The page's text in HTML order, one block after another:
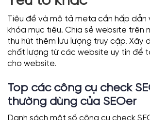
Tiêu đề và mô tả meta cần hấp dẫn
khóa mục tiêu. Chia sẻ website trên
thu hút thêm lưu lượng truy cập. Xây
chất lượng từ các website uy tín để
cho website.
Top các công cụ check
thường dùng của SEOer
Danh sách một số công cụ check